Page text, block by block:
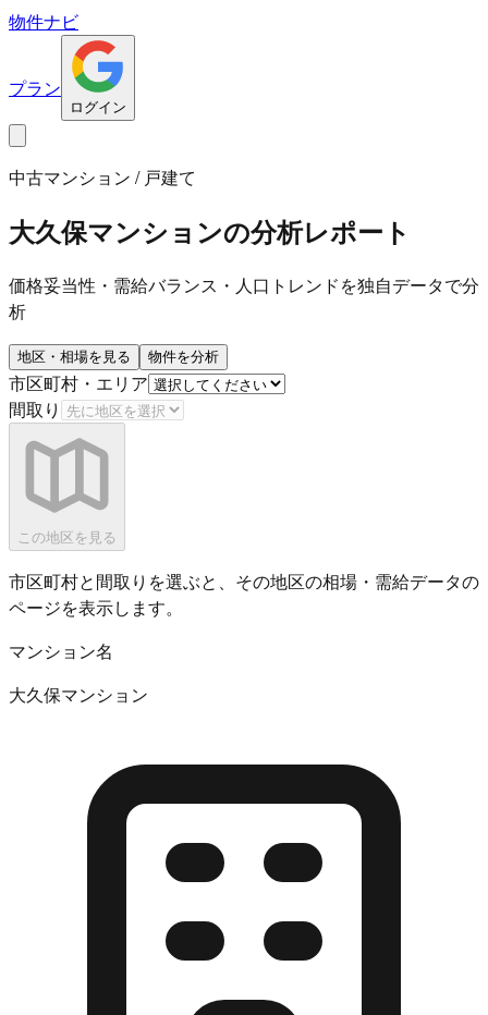
物件ナビ
プラン
ログイン
中古マンション / 戸建て
大久保マンションの分析レポート
価格妥当性・需給バランス・人口トレンドを独自データで分
析
地区・相場を見る 物件を分析
市区町村・エリア
間取り
この地区を見る
市区町村と間取りを選ぶと、その地区の相場・需給データの
ページを表示します。
マンション名
大久保マンション